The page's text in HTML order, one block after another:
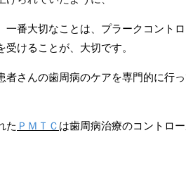
番大切なことは、プラークコント
けることが、大切です。
さんの歯周病のケアを専門的に行
た ＰＭＴＣ は歯周病治療のコントロ